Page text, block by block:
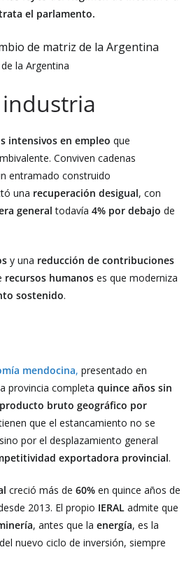
el parlamento.
la Argentina
intensivos en empleo que
Conviven cadenas
entramado construido
una recuperación desigual, con
general todavía 4% por debajo de
y una reducción de contribuciones
recursos humanos es que moderniza
sostenido.
mendocina, presentado en
provincia completa quince años sin
bruto geográfico por
que el estancamiento no se
por el desplazamiento general
exportadora provincial.
creció más de 60% en quince años de
2013. El propio IERAL admite que
, antes que la energía, es la
nuevo ciclo de inversión, siempre